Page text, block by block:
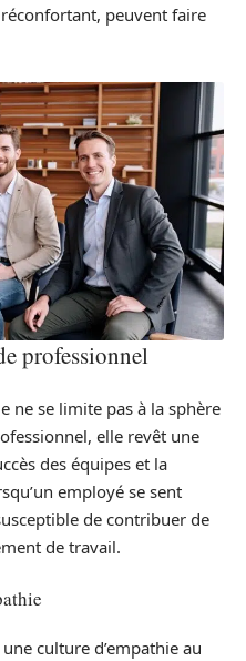
peuvent faire
professionnel
ne se limite pas à la sphère
elle revêt une
des équipes et la
employé se sent
de contribuer de
de travail.
culture d’empathie au